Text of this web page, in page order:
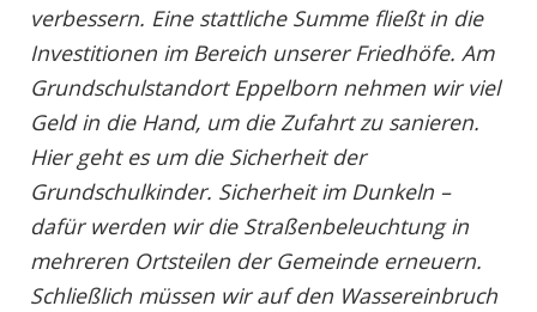
verbessern. Eine stattliche Summe fließt in die
Investitionen im Bereich unserer Friedhöfe. Am
Grundschulstandort Eppelborn nehmen wir viel
Geld in die Hand, um die Zufahrt zu sanieren.
Hier geht es um die Sicherheit der
Grundschulkinder. Sicherheit im Dunkeln –
dafür werden wir die Straßenbeleuchtung in
mehreren Ortsteilen der Gemeinde erneuern.
Schließlich müssen wir auf den Wassereinbruch